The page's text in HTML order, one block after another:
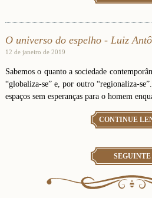
O universo do espelho - Luiz
12 de janeiro de 2019
Sabemos o quanto a sociedade
“globaliza-se” e, por outro “regionaliza-
espaços sem esperanças para o homem
CONTINUE
SEGUINTE